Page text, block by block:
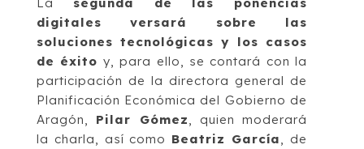
digitales versará sobre las
soluciones tecnológicas y los casos
de éxito y, para ello, se contará con la
participación de la directora general de
Planificación Económica del Gobierno de
Aragón, Pilar Gómez, quien moderará
la charla, así como Beatriz García, de